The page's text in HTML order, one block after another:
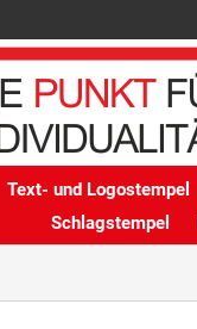
Text- und Logostempel
Schlagstempel